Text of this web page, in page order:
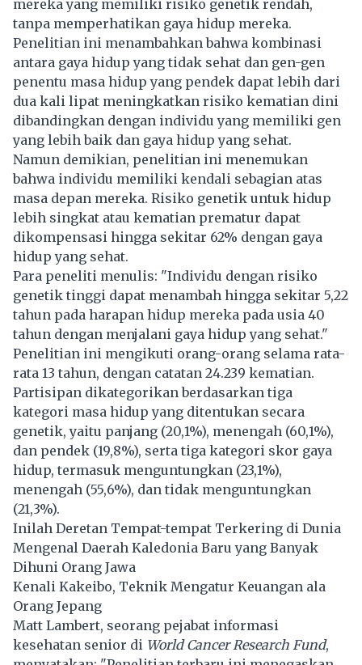
mereka yang memiliki risiko genetik rendah,
tanpa memperhatikan gaya hidup mereka.
Penelitian ini menambahkan bahwa kombinasi
antara gaya hidup yang tidak sehat dan gen-gen
penentu masa hidup yang pendek dapat lebih dari
dua kali lipat meningkatkan risiko kematian dini
dibandingkan dengan individu yang memiliki gen
yang lebih baik dan gaya hidup yang sehat.
Namun demikian, penelitian ini menemukan
bahwa individu memiliki kendali sebagian atas
masa depan mereka. Risiko genetik untuk hidup
lebih singkat atau kematian prematur dapat
dikompensasi hingga sekitar 62% dengan gaya
hidup yang sehat.
Para peneliti menulis: "Individu dengan risiko
genetik tinggi dapat menambah hingga sekitar 5,22
tahun pada harapan hidup mereka pada usia 40
tahun dengan menjalani gaya hidup yang sehat."
Penelitian ini mengikuti orang-orang selama rata-
rata 13 tahun, dengan catatan 24.239 kematian.
Partisipan dikategorikan berdasarkan tiga
kategori masa hidup yang ditentukan secara
genetik, yaitu panjang (20,1%), menengah (60,1%),
dan pendek (19,8%), serta tiga kategori skor gaya
hidup, termasuk menguntungkan (23,1%),
menengah (55,6%), dan tidak menguntungkan
(21,3%).
Inilah Deretan Tempat-tempat Terkering di Dunia
Mengenal Daerah Kaledonia Baru yang Banyak
Dihuni Orang Jawa
Kenali Kakeibo, Teknik Mengatur Keuangan ala
Orang Jepang
Matt Lambert, seorang pejabat informasi
kesehatan senior di World Cancer Research Fund,